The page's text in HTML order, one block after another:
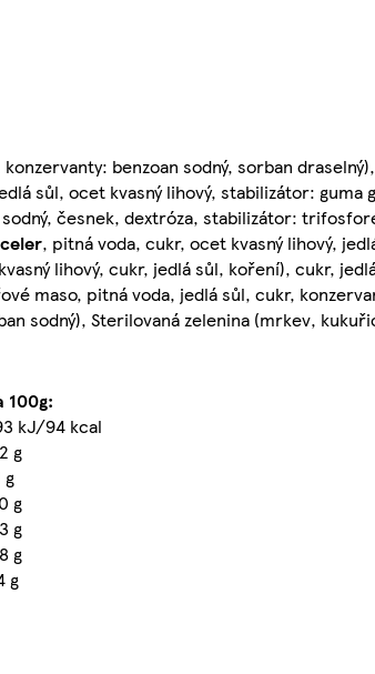
benzoan sodný, sorban
sůl, ocet kvasný lihový, stabilizátor: guma
česnek, dextróza, stabilizátor:
celer, pitná voda, cukr, ocet kvasný lihový,
lihový, cukr, jedlá sůl, koření), cukr,
maso, pitná voda, jedlá sůl, cukr,
sodný), Sterilovaná zelenina (mrkev,
100g:
kJ/94 kcal
g
g
g
g
g
g